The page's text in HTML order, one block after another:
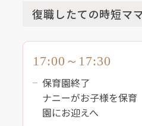
復職したての時短マ
17:00～17:30
保育園終了
ナニーがお子様を保育
園にお迎えへ